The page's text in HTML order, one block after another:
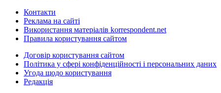
Контакти
Реклама на сайті
Використання матеріалів korrespondent.net
Правила користування сайтом
Договір користування сайтом
Політика у сфері конфіденційності і персональних даних
Угода щодо користування
Редакція